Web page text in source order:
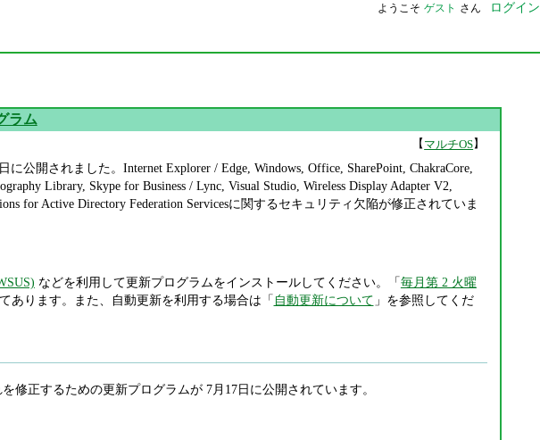
ようこそ ゲスト さん ログイン
ラム
【マルチOS】
公開されました。Internet Explorer / Edge, Windows, Office, SharePoint, ChakraCore,
Library, Skype for Business / Lync, Visual Studio, Wireless Display Adapter V2,
for Active Directory Federation Servicesに関するセキュリティ欠陥が修正されていま
などを利用して更新プログラムをインストールしてください。「毎月第 2 火曜
あります。また、自動更新を利用する場合は「 自動更新について 」を参照してくだ
正するための更新プログラムが 7月17日に公開されています。